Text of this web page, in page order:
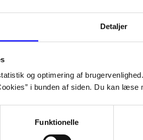
Detaljer
og optimering af
i bunden af siden. Du kan læse
Funktionelle